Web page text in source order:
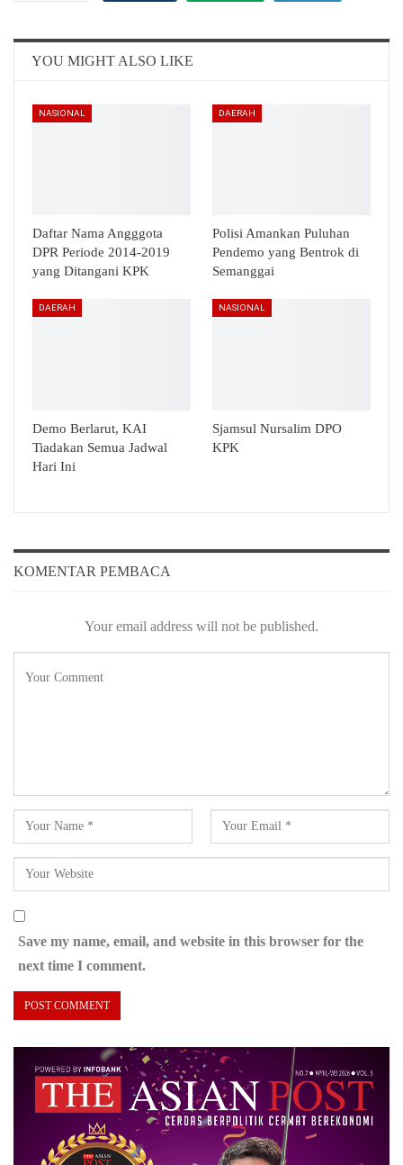
Email
YOU MIGHT ALSO LIKE
NASIONAL
Daftar Nama Angggota
DPR Periode 2014-2019
yang Ditangani KPK
DAERAH
Polisi Amankan Puluhan
Pendemo yang Bentrok di
Semanggai
DAERAH
Demo Berlarut, KAI
Tiadakan Semua Jadwal
Hari Ini
NASIONAL
Sjamsul Nursalim DPO
KPK
KOMENTAR PEMBACA
Your email address will not be published.
Save my name, email, and website in this browser for the
next time I comment.